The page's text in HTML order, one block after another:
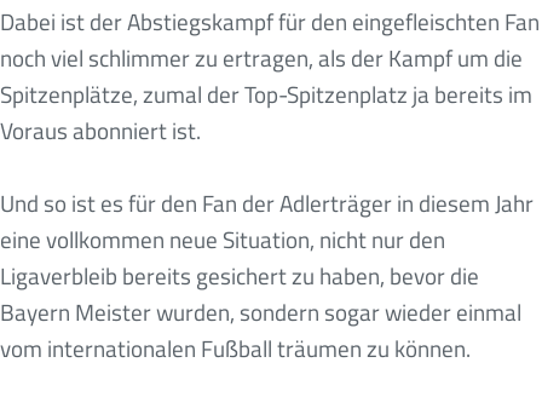
Dabei ist der Abstiegskampf für den eingefleischten Fan
noch viel schlimmer zu ertragen, als der Kampf um die
Spitzenplätze, zumal der Top-Spitzenplatz ja bereits im
Voraus abonniert ist.
Und so ist es für den Fan der Adlerträger in diesem Jahr
eine vollkommen neue Situation, nicht nur den
Ligaverbleib bereits gesichert zu haben, bevor die
Bayern Meister wurden, sondern sogar wieder einmal
vom internationalen Fußball träumen zu können.